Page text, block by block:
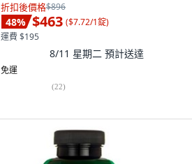
折扣後價格$896
48% $463 ($7.72/1錠)
運費 $195
8/11 星期二 預計送達
免運
(22)